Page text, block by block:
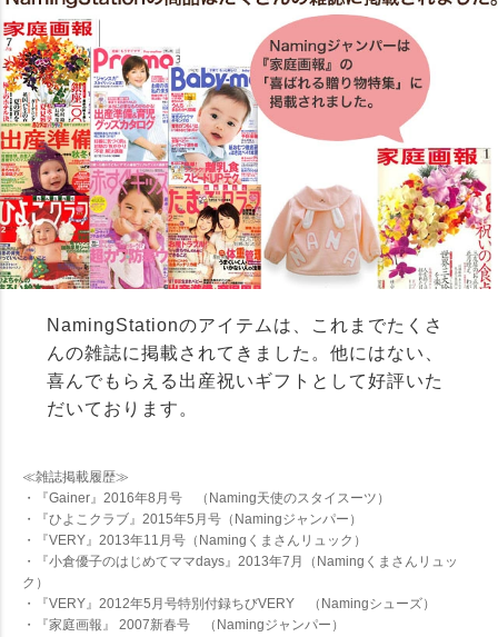
これで自分用に購入できる！と喜びました。あるけるようにな
ってからの後姿がとってもかわいいので気に入っています。私
のお友達の出産祝いはコレ！と決めています。記念にもなりま
すしね兄弟でそれぞれ着てくれたりするとこちらも嬉しいで
す”(パンダあいさん)（Namingジャンパー）
「ビックリしたよ！」と喜んでくれました。
友人の出産祝いにプレゼントしました。「すっごく可愛いくて
名前が入っててビックリしたよ！嬉しい」と喜んでくれまし
も良く、思っていたより早く仕上げてくれました。また出産祝
いの時にお願いしようかと思ってます。(購入者さん) （Naming
ジャンパー ）
出産祝いはこれに決めてます！！
その子だけの特別な贈り物♪
喜ばれます。双子ちゃんに贈った時節句でみんなが集まった時
も名前が分かって重宝しましたよ！ (購入者さん)（Naming天使
のスタイスーツ
NamingStationのアイテムは、これまでたくさ
んの雑誌に掲載されてきました。他にはない、
喜んでもらえる出産祝いギフトとして好評いた
だいております。
≪雑誌掲載履歴≫
・『Gainer』2016年8月号 （Naming天使のスタイスーツ）
・『ひよこクラブ』2015年5月号（Namingジャンパー）
・『VERY』2013年11月号（Namingくまさんリュック）
・『小倉優子のはじめてママdays』2013年7月（Namingくまさんリュッ
ク）
・『VERY』2012年5月号特別付録ちびVERY （Namingシューズ）
・『家庭画報』 2007新春号 （Namingジャンパー）